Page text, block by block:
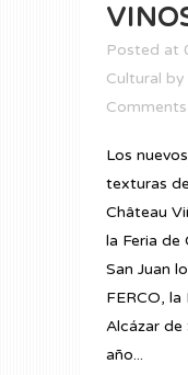
Posted at
Cultural by
Comments
Los
texturas
Château
la Feria de
San Juan
FERCO,
Alcázar de
año...